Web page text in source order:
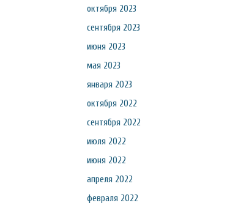
октября 2023
сентября 2023
июня 2023
мая 2023
января 2023
октября 2022
сентября 2022
июля 2022
июня 2022
апреля 2022
февраля 2022